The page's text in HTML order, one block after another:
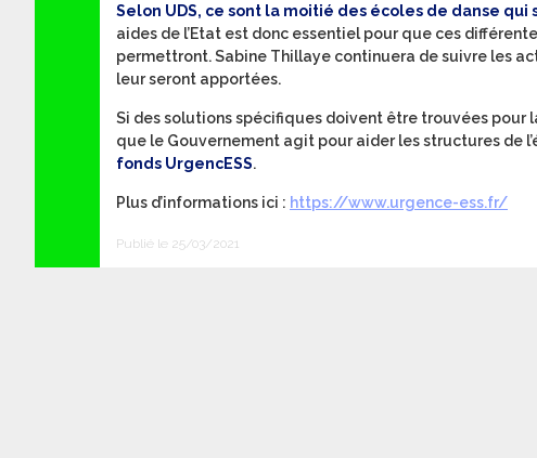
Selon UDS, ce sont la moitié des écoles de danse
aides de l’Etat est donc essentiel pour que ces
permettront. Sabine Thillaye continuera de suivre les
leur seront apportées.
Si des solutions spécifiques doivent être trouvées
que le Gouvernement agit pour aider les structures de
fonds UrgencESS.
Plus d’informations ici : https://www.urgence-ess.fr/
Publié le 25/03/2021